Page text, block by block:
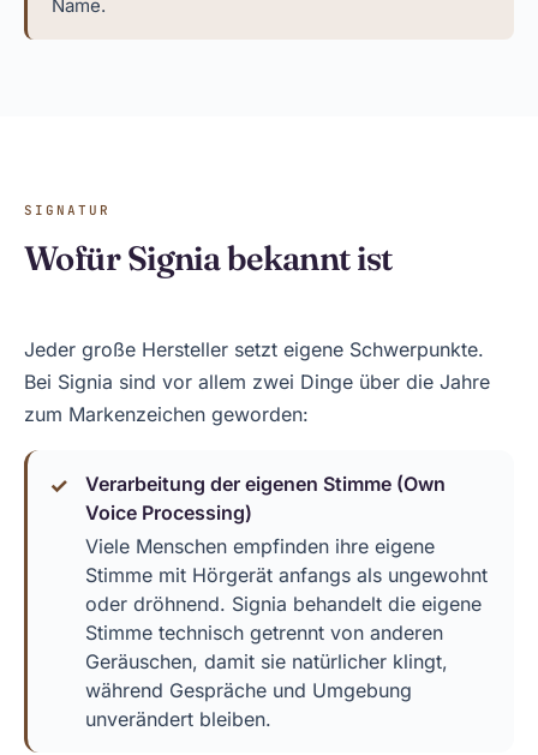
Name.
SIGNATUR
Wofür Signia bekannt ist
Jeder große Hersteller setzt eigene Schwerpunkte.
Bei Signia sind vor allem zwei Dinge über die Jahre
zum Markenzeichen geworden:
Verarbeitung der eigenen Stimme (Own
Voice Processing)
Viele Menschen empfinden ihre eigene
Stimme mit Hörgerät anfangs als ungewohnt
oder dröhnend. Signia behandelt die eigene
Stimme technisch getrennt von anderen
Geräuschen, damit sie natürlicher klingt,
während Gespräche und Umgebung
unverändert bleiben.